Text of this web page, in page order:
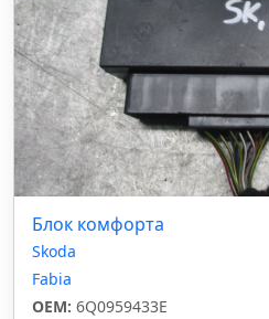
Блок комфорта
Skoda
Fabia
OEM: 6Q0959433E